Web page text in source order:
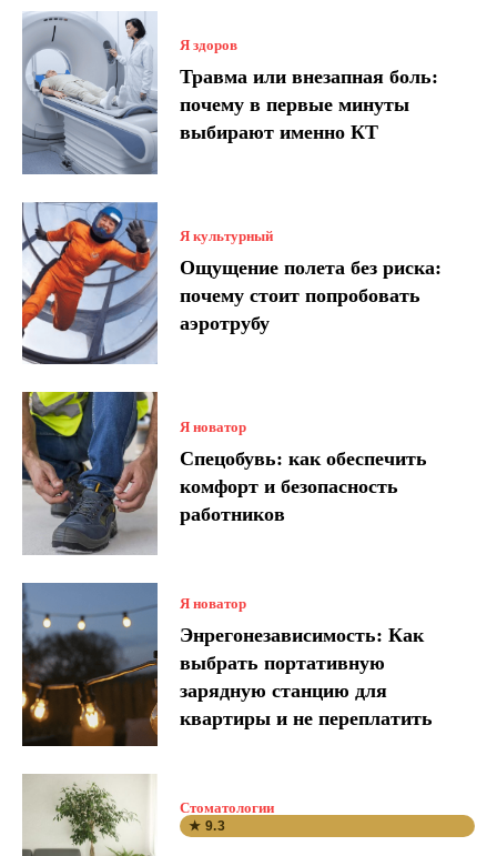
Я здоров
Травма или внезапная боль:
почему в первые минуты
выбирают именно КТ
Я культурный
Ощущение полета без риска:
почему стоит попробовать
аэротрубу
Я новатор
Спецобувь: как обеспечить
комфорт и безопасность
работников
Я новатор
Энрегонезависимость: Как
выбрать портативную
зарядную станцию для
квартиры и не переплатить
Стоматологии
★ 9.3